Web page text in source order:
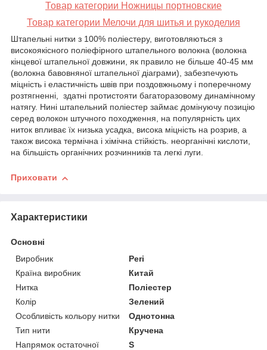
Товар категории Ножницы портновские
Товар категории Мелочи для шитья и рукоделия
Штапельні нитки з 100% поліестеру, виготовляються з
високоякісного поліефірного штапельного волокна (волокна
кінцевої штапельної довжини, як правило не більше 40-45 мм
(волокна бавовняної штапельної діаграми), забезпечують
міцність і еластичність швів при поздовжньому і поперечному
розтягненні, здатні протистояти багаторазовому динамічному
натягу. Нині штапельний поліестер займає домінуючу позицію
серед волокон штучного походження, на популярність цих
ниток впливає їх низька усадка, висока міцність на розрив, а
також висока термічна і хімічна стійкість. неорганічні кислоти,
на більшість органічних розчинників та легкі луги.
Приховати
Характеристики
Основні
Виробник
Peri
Країна виробник
Китай
Нитка
Поліестер
Колір
Зелений
Особливість кольору нитки
Однотонна
Тип нити
Кручена
Напрямок остаточної
S